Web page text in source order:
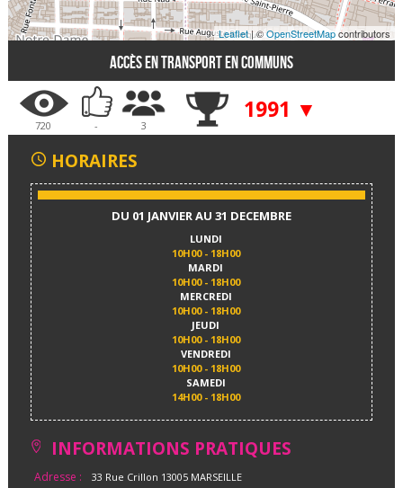
Leaflet| ©OpenStreetMapcontributors
Accès en transport en communs
720 - 3
1991 ▼
HORAIRES
DU 01 JANVIER AU 31 DECEMBRE
LUNDI
10H00 - 18H00
MARDI
10H00 - 18H00
MERCREDI
10H00 - 18H00
JEUDI
10H00 - 18H00
VENDREDI
10H00 - 18H00
SAMEDI
14H00 - 18H00
INFORMATIONS PRATIQUES
Adresse : 33 Rue Crillon 13005 MARSEILLE